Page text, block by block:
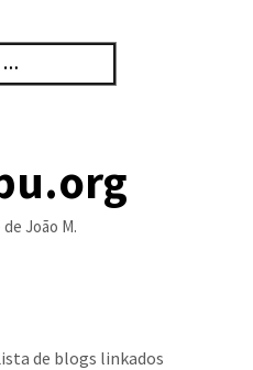
João M.
de blogs linkados